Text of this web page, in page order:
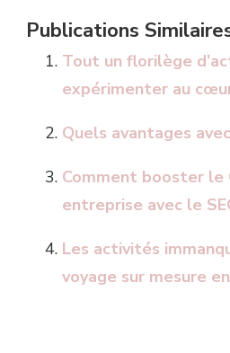
Publications
Tout un florilège
expérimenter au
Quels avantages
Comment booster le
entreprise avec le
Les activités
voyage sur mesure